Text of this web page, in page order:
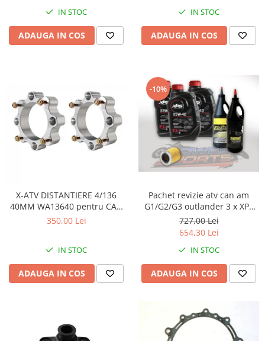
IN STOC
ADAUGA IN COS
IN STOC
ADAUGA IN COS
X-ATV DISTANTIERE 4/136
40MM WA13640 pentru CAN
AM
350,00 Lei
IN STOC
ADAUGA IN COS
-10%
Pachet revizie atv can am
G1/G2/G3 outlander 3 x XPS
can am ulei 5w40 BRP, ULEI
GRUP FATA XPS 75W90, ULEI
75W140.FILTRU ULEI ORIGINAL
CAN AM
727,00 Lei
654,30 Lei
IN STOC
ADAUGA IN COS